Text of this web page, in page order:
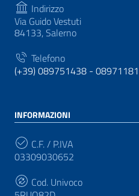
Indirizzo
Via Guido Vestuti
84133, Salerno
Telefono
(+39) 089751438 -
INFORMAZIONI
C.F. / P.IVA
03309030652
Cod. Univoco